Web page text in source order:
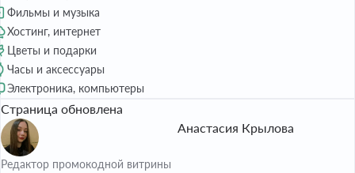
Фильмы и музыка
Хостинг, интернет
Цветы и подарки
Часы и аксессуары
Электроника, компьютеры
Страница обновлена
Анастасия Крылова
Редактор промокодной витрины